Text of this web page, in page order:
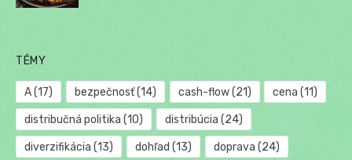
TÉMY
A(17) bezpečnosť(14) cash-flow(21) cena (11)
distribučná politika (10) distribúcia (24)
diverzifikácia (13) dohľad (13) doprava (24)